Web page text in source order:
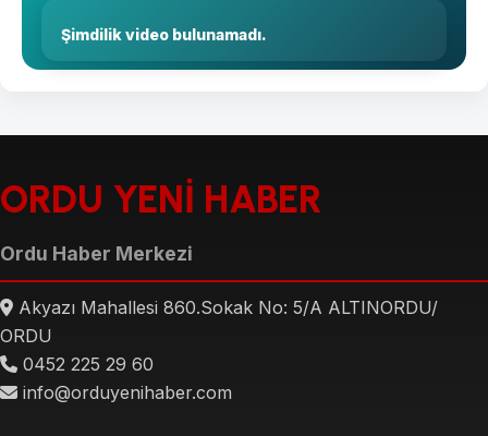
Şimdilik video bulunamadı.
ORDU YENİ HABER
Ordu Haber Merkezi
Akyazı Mahallesi 860.Sokak No: 5/A ALTINORDU/
ORDU
0452 225 29 60
info@orduyenihaber.com